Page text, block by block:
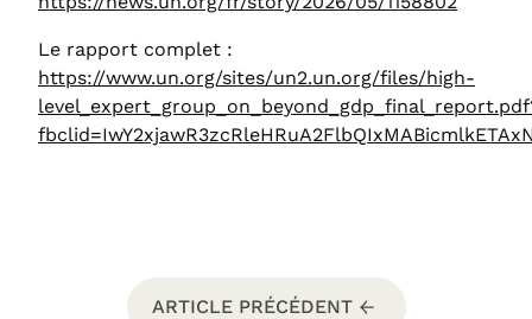
Le rapport complet :
https://www.un.org/sites/un2.un.org/files/high-
ARTICLE PRÉCÉDENT